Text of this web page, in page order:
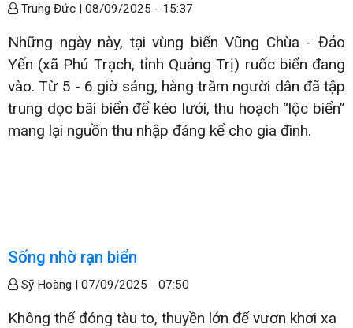
Trung Đức | 08/09/2025 - 15:37
Những ngày này, tại vùng biển Vũng Chùa - Đảo
Yến (xã Phú Trạch, tỉnh Quảng Trị) ruốc biển đang
vào. Từ 5 - 6 giờ sáng, hàng trăm người dân đã tập
trung dọc bãi biển để kéo lưới, thu hoạch “lộc biển”
mang lại nguồn thu nhập đáng kể cho gia đình.
Sống nhờ rạn biển
Sỹ Hoàng | 07/09/2025 - 07:50
Không thể đóng tàu to, thuyền lớn để vươn khơi xa